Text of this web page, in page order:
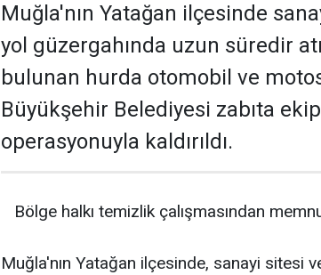
Muğla'nın Yatağan ilçesinde
yol güzergahında uzun süredir
bulunan hurda otomobil ve
Büyükşehir Belediyesi zabıta
operasyonuyla kaldırıldı.
Bölge halkı temizlik çalışmasından
Muğla'nın Yatağan ilçesinde, sanayi sitesi